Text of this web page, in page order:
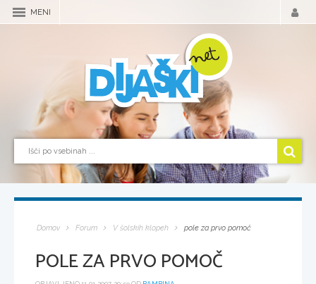
MENI
Domov Forum V šolskih klopeh pole za prvo pomoč
POLE ZA PRVO POMOČ